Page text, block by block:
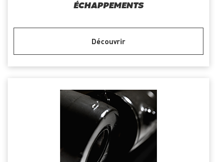
ÉCHAPPEMENTS
Découvrir